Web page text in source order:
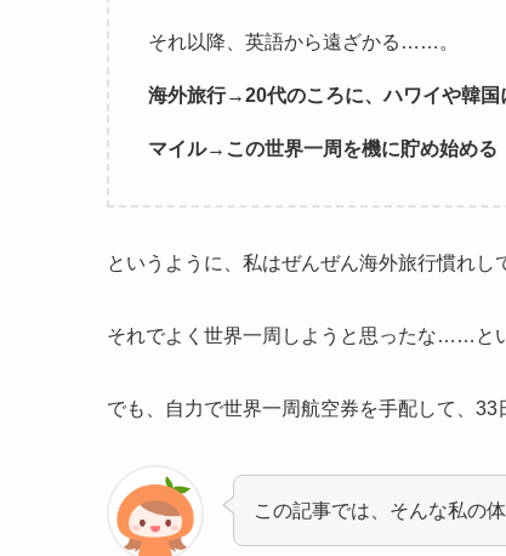
それ以降、英語から遠ざかる……。
海外旅行→20代のころに、ハワイや韓国
マイル→この世界一周を機に貯め始める
というように、私はぜんぜん海外旅行慣れし
それでよく世界一周しようと思ったな……と
でも、自力で世界一周航空券を手配して、33
この記事では、そんな私の